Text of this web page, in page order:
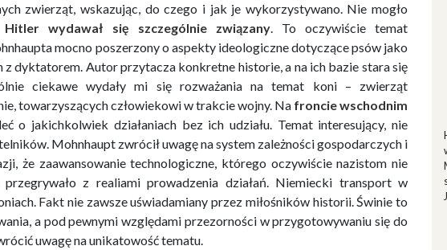
zwierząt, wskazując, do czego i jak je wykorzystywano. Nie mogło
wydawał się szczególnie związany. To oczywiście temat
mocno poszerzony o aspekty ideologiczne dotyczące psów jako
dyktatorem. Autor przytacza konkretne historie, a na ich bazie stara się
ciekawe wydały mi się rozważania na temat koni – zwierząt
towarzyszących człowiekowi w trakcie wojny. Na froncie wschodnim
o jakichkolwiek działaniach bez ich udziału. Temat interesujący, nie
Mohnhaupt zwrócił uwagę na system zależności gospodarczych i
że zaawansowanie technologiczne, którego oczywiście nazistom nie
przegrywało z realiami prowadzenia działań. Niemiecki transport w
Fakt nie zawsze uświadamiany przez miłośników historii. Świnie to
a pod pewnymi względami przezorności w przygotowywaniu się do
uwagę na unikatowość tematu.